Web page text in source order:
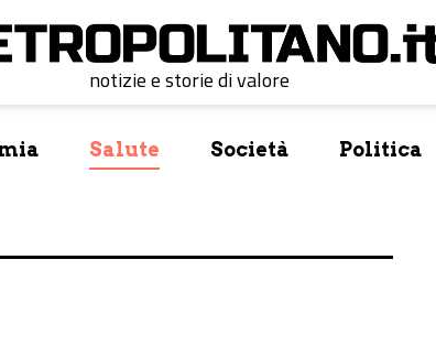
notizie e storie di valore
Salute Società Politica